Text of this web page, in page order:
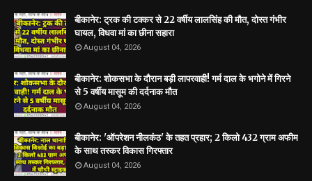
बीकानेर: ट्रक की टक्कर से 22 वर्षीय लालसिंह की मौत, दोस्त गंभीर
घायल, विधवा मां का छीना सहारा
August 04, 2026
बीकानेर: शोकसभा के दौरान बड़ी लापरवाही! गर्म दाल के भगोने में गिरने
से 5 वर्षीय मासूम की दर्दनाक मौत
August 04, 2026
बीकानेर: 'ऑपरेशन नीलकंठ' के तहत प्रहार; 2 किलो 432 ग्राम अफीम
के साथ तस्कर विकास गिरफ्तार
August 04, 2026